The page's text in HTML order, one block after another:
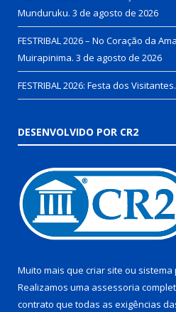
Munduruku. 3 de agosto de 2026
FESTRIBAL 2026 – No Coração da
Muirapinima. 3 de agosto de 2026
FESTRIBAL 2026: Festa dos Visitantes.
DESENVOLVIDO POR CR2
Muito mais que criar site ou sistema
Realizamos uma assessoria
contrato que todas as exigências